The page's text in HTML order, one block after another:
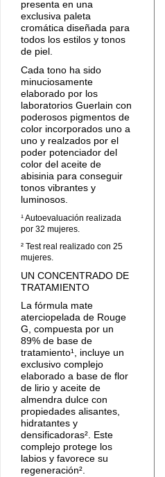
presenta en una
exclusiva paleta
cromática diseñada para
todos los estilos y tonos
de piel.
Cada tono ha sido
minuciosamente
elaborado por los
laboratorios Guerlain con
poderosos pigmentos de
color incorporados uno a
uno y realzados por el
poder potenciador del
color del aceite de
abisinia para conseguir
tonos vibrantes y
luminosos.
¹ Autoevaluación realizada
por 32 mujeres.
² Test real realizado con 25
mujeres.
UN CONCENTRADO DE
TRATAMIENTO
La fórmula mate
aterciopelada de Rouge
G, compuesta por un
89% de base de
tratamiento¹, incluye un
exclusivo complejo
elaborado a base de flor
de lirio y aceite de
almendra dulce con
propiedades alisantes,
hidratantes y
densificadoras². Este
complejo protege los
labios y favorece su
regeneración².